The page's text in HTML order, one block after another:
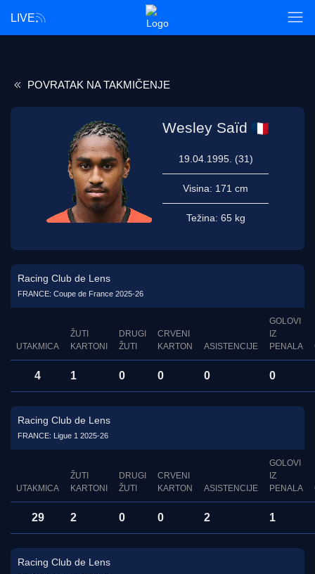
LIVE
POVRATAK NA TAKMIČENJE
Wesley Saïd
19.04.1995. (31)
Visina: 171 cm
Težina: 65 kg
Racing Club de Lens
FRANCE: Coupe de France 2025-26
UTAKMICA
ŽUTI
KARTONI
DRUGI
ŽUTI
CRVENI
KARTON
ASISTENCIJE
GOLOVI
IZ
PENALA
4 1 0 0 0 0
Racing Club de Lens
FRANCE: Ligue 1 2025-26
UTAKMICA
ŽUTI
KARTONI
DRUGI
ŽUTI
CRVENI
KARTON
ASISTENCIJE
GOLOVI
IZ
PENALA
29 2 0 0 2 1
Racing Club de Lens